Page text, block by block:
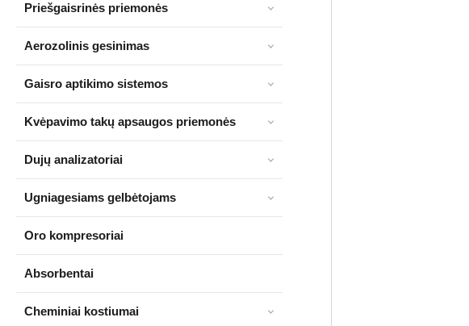
Priešgaisrinės priemonės
Aerozolinis gesinimas
Gaisro aptikimo sistemos
Kvėpavimo takų apsaugos priemonės
Dujų analizatoriai
Ugniagesiams gelbėtojams
Oro kompresoriai
Absorbentai
Cheminiai kostiumai